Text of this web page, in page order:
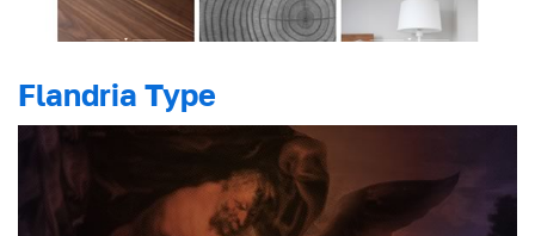
Flandria Type